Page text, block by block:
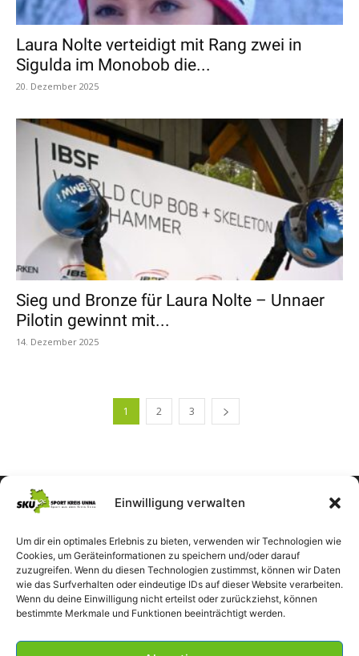
Einwilligung verwalten
Um dir ein optimales Erlebnis zu bieten, verwenden wir Technologien wie
Cookies, um Geräteinformationen zu speichern und/oder darauf
zuzugreifen. Wenn du diesen Technologien zustimmst, können wir Daten
wie das Surfverhalten oder eindeutige IDs auf dieser Website verarbeiten.
Wenn du deine Einwilligung nicht erteilst oder zurückziehst, können
bestimmte Merkmale und Funktionen beeinträchtigt werden.
Laura Nolte verteidigt mit Rang zwei in
Sigulda im Monobob die...
20. Dezember 2025
Sieg und Bronze für Laura Nolte – Unnaer
Pilotin gewinnt mit...
14. Dezember 2025
1 2 3